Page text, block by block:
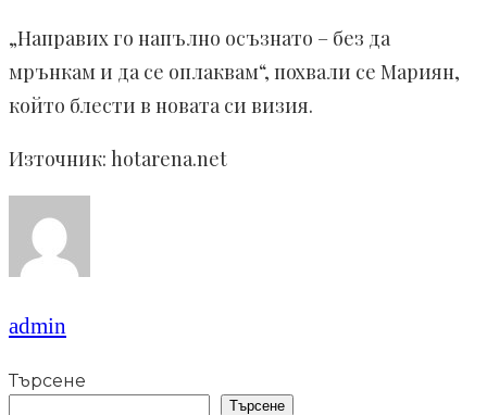
„Направих го напълно осъзнато – без да
мрънкам и да се оплаквам“, похвали се Мариян,
който блести в новата си визия.
Източник: hotarena.net
admin
Търсене
Търсене